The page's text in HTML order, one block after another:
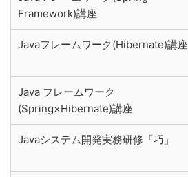
Framework)講座
Javaフレームワーク(Hibernate)講座
Java フレームワーク
(Spring×Hibernate)講座
Javaシステム開発実務研修「巧」